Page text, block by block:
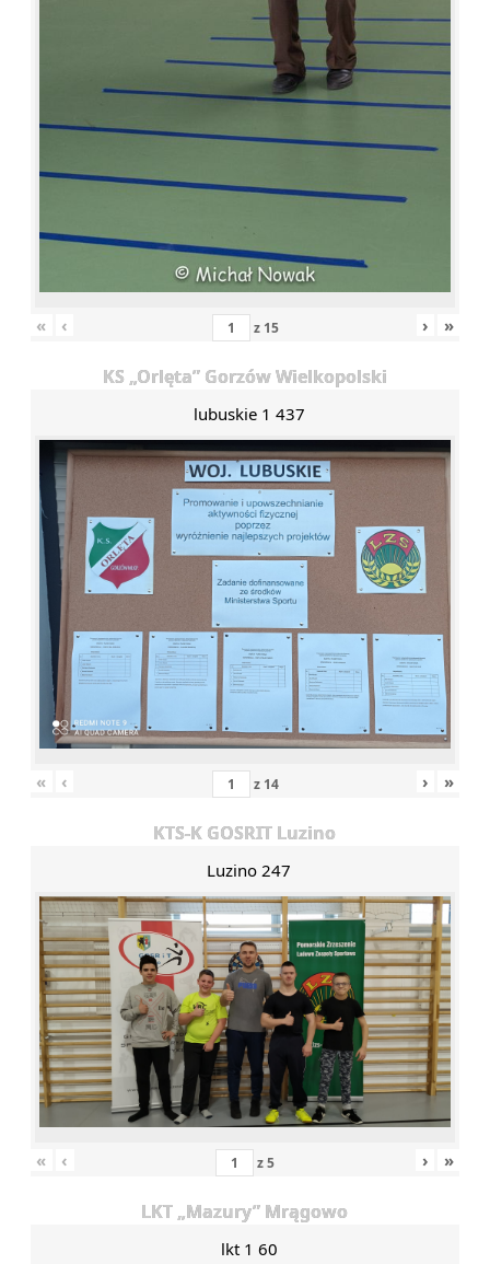
« ‹ z 15 › »
KS „Orlęta” Gorzów Wielkopolski
lubuskie 1 437
« ‹ z 14 › »
KTS-K GOSRIT Luzino
Luzino 247
« ‹ z5 › »
LKT „Mazury” Mrągowo
lkt 1 60